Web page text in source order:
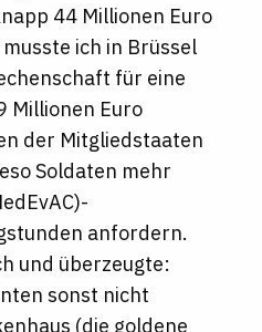
44 Millionen Euro
ich in Brüssel
für eine
Millionen Euro
der Mitgliedstaaten
Soldaten mehr
anfordern.
und überzeugte:
sonst nicht
(die goldene